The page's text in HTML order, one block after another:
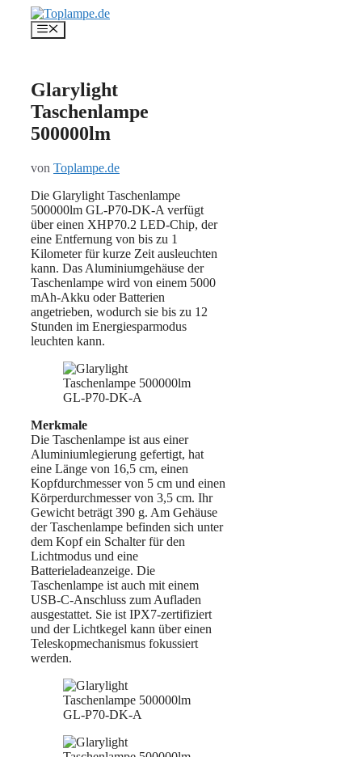
Inhalt
springen
Menü
Glarylight
Taschenlampe
500000lm
von Toplampe.de
Die Glarylight Taschenlampe
500000lm GL-P70-DK-A verfügt
über einen XHP70.2 LED-Chip, der
eine Entfernung von bis zu 1
Kilometer für kurze Zeit ausleuchten
kann. Das Aluminiumgehäuse der
Taschenlampe wird von einem 5000
mAh-Akku oder Batterien
angetrieben, wodurch sie bis zu 12
Stunden im Energiesparmodus
leuchten kann.
Merkmale
Die Taschenlampe ist aus einer
Aluminiumlegierung gefertigt, hat
eine Länge von 16,5 cm, einen
Kopfdurchmesser von 5 cm und einen
Körperdurchmesser von 3,5 cm. Ihr
Gewicht beträgt 390 g. Am Gehäuse
der Taschenlampe befinden sich unter
dem Kopf ein Schalter für den
Lichtmodus und eine
Batterieladeanzeige. Die
Taschenlampe ist auch mit einem
USB-C-Anschluss zum Aufladen
ausgestattet. Sie ist IPX7-zertifiziert
und der Lichtkegel kann über einen
Teleskopmechanismus fokussiert
werden.